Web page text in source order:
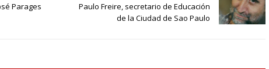
Parages
Paulo Freire, secretario de Educación
de la Ciudad de Sao Paulo